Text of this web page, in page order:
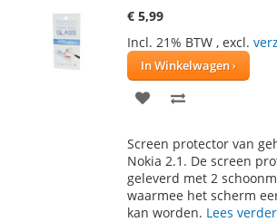
€ 5,99
Incl. 21% BTW , excl.
In Winkelwagen
VOEG
AAN
VERLANGLIJST
TE
VERGELIJKEN
Screen protector van
Nokia 2.1. De screen
geleverd met 2
waarmee het scherm
kan worden. Lees verder